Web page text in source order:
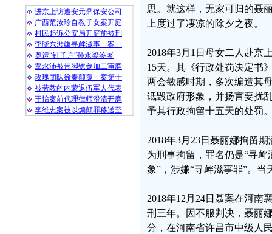
进京上访遭安元鼎保安公司
广西范汝珍自教子女案开庭
村民起诉公安局开庭前被刑
李晓东涉嫌寻衅滋事一案一
奥运“钉子户”孙永梁签署
覃永沛被带脚镣参加二审庭
玫瑰团队徐秦颠覆一案第十
被劳教的内蒙退伍军人代表
王怡案前代理律师澄清开庭
李维忠案被以煽颠罪移送至
思。就这样，无家可归的聂
上度过了凄凉的除夕之夜。
2018年3月1日母女二人赴京
15天。其《行政处罚决定书
两会敏感时期，多次编造其
诋毁政府形象，并扬言要扰
予其行政拘留十五天的处罚
2018年3月23日聂丽娜拘留
为刑事拘留，罪名仍是“寻
象”，涉嫌“寻衅滋事罪”。
2018年12月24日聂案在河南
刑三年。因不服判决，聂丽
分，在河南省许昌市中级人